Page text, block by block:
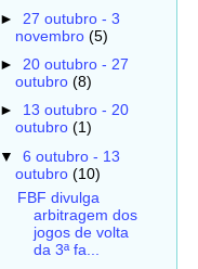
► 27 outubro - 3
novembro (5)
► 20 outubro - 27
outubro (8)
► 13 outubro - 20
outubro (1)
▼ 6 outubro - 13
outubro (10)
FBF divulga
arbitragem dos
jogos de volta
da 3ª fa...